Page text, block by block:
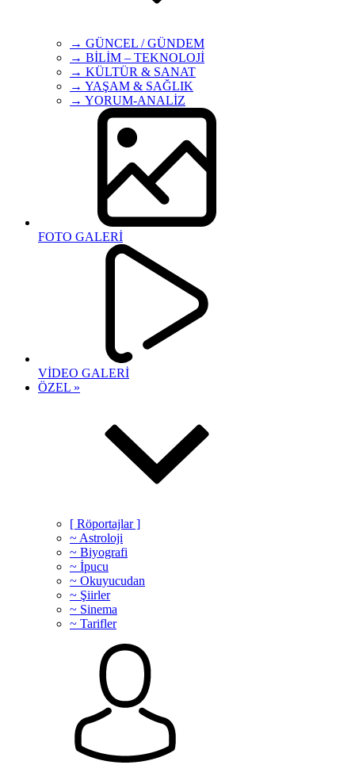
→ GÜNCEL / GÜNDEM
→ BİLİM – TEKNOLOJİ
→ KÜLTÜR & SANAT
→ YAŞAM & SAĞLIK
→ YORUM-ANALİZ
FOTO GALERİ
VİDEO GALERİ
ÖZEL »
[ Röportajlar ]
~ Astroloji
~ Biyografi
~ İpucu
~ Okuyucudan
~ Şiirler
~ Sinema
~ Tarifler